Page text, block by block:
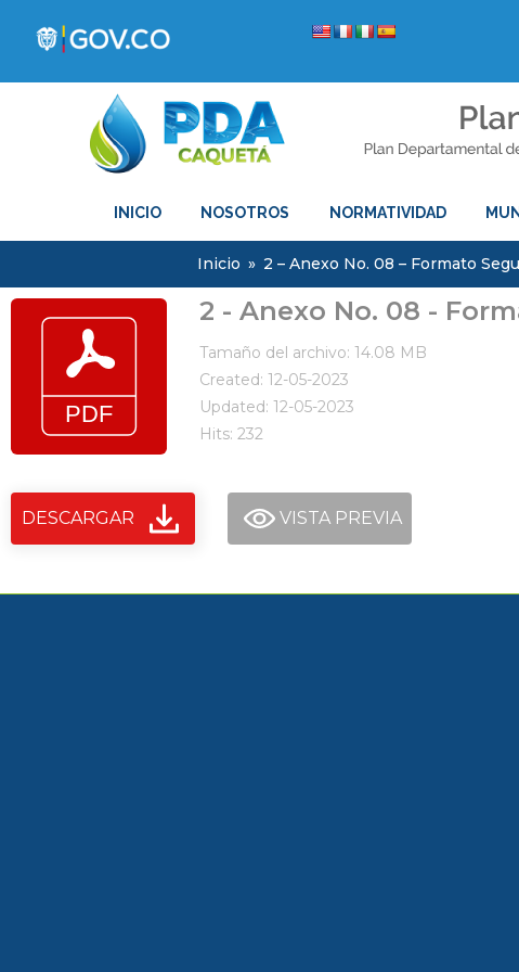
INICIO NOSOTROS NORMATIVIDAD
Inicio » 2 – Anexo No. 08 – Formato
2 - Anexo No. 08 -
Tamaño del archivo: 14.08 MB
Created: 12-05-2023
Updated: 12-05-2023
Hits: 232
DESCARGAR VISTA PREVIA